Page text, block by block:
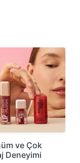
ve Çok
Deneyimi